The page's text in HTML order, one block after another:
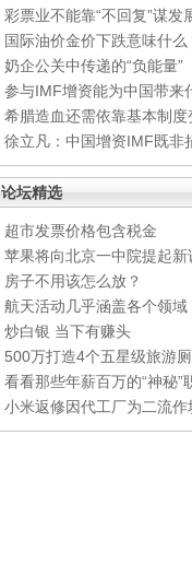
彩票业不能靠“不回复”谋发
国际油价金价下跌意味什么
奶企公关中传递的“负能量”
参与IMF增资能为中国带来
希腊造血还需依靠基本制度
徐立凡：中国增资IMF既非
论坛精选
超市发票价格包含税金
苹果将向北京一中院提起新
房子不用该怎么放？
航天活动几乎涵盖各个领域
炒白银 当下有赚头
500万打造4个五星级旅游
看看那些年薪百万的“神秘”
小米返修因代工厂为二流作